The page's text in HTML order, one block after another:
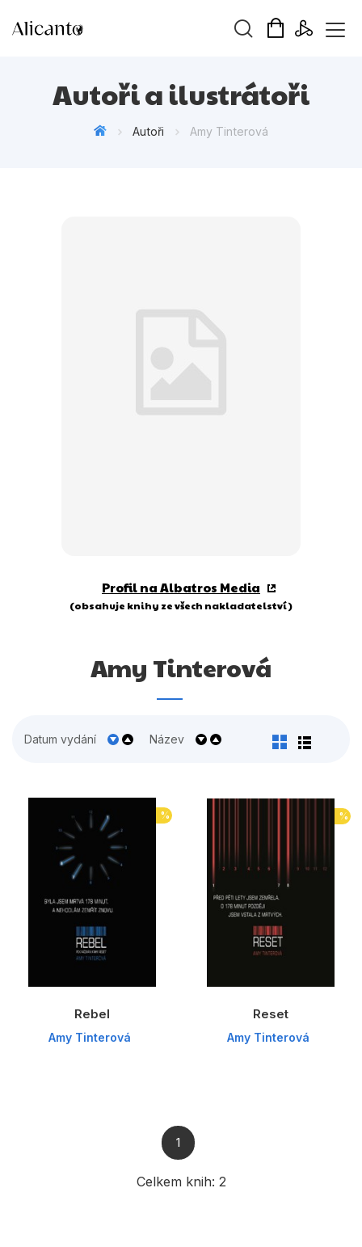
Dárkové publikace
Společnost, politika
Umění a kultura
Výchova a pedagogika
Zdraví a životní styl
Všechny kategorie
Autoři a ilustrátoři
Autoři Amy Tinterová
Profil na Albatros Media
(obsahuje knihy ze všech nakladatelství)
Amy Tinterová
Datum vydání Název
%
Rebel
Amy Tinterová
%
Reset
Amy Tinterová
Celkem knih: 2
1